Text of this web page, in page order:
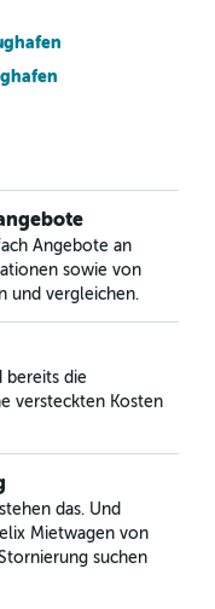
Angebote an
sowie von
und vergleichen.
bereits die
versteckten Kosten
das. Und
Mietwagen von
suchen